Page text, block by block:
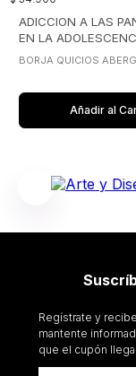
ADICCION A LAS
EN LA
BORJA QUICIOS
Añadir al
Regístrate y
mantente
que el cupón